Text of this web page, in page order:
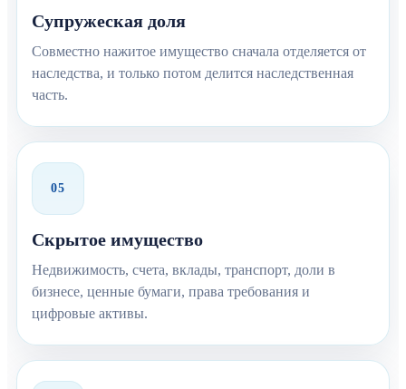
Супружеская доля
Совместно нажитое имущество сначала отделяется от
наследства, и только потом делится наследственная
часть.
05
Скрытое имущество
Недвижимость, счета, вклады, транспорт, доли в
бизнесе, ценные бумаги, права требования и
цифровые активы.